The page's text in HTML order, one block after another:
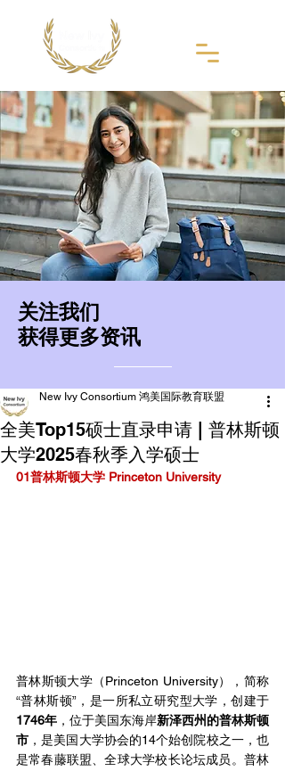
​关注我们
获得更多资讯
全美Top15硕士直录申请 | 普林斯顿
大学2025春秋季入学硕士
New Ivy Consortium 鸿美国际教育联盟
01普林斯顿大学 Princeton University
普林斯顿大学（Princeton University），简称
“普林斯顿”，是一所私立研究型大学，创建于
1746年 ，位于美国东海岸新泽西州的普林斯顿
市 ，是美国大学协会的14个始创院校之一，也
是常春藤联盟、全球大学校长论坛成员。普林